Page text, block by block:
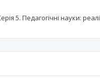
5. Педагогічні науки: